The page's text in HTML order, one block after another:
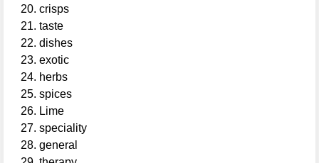
crisps
taste
dishes
exotic
herbs
spices
Lime
speciality
general